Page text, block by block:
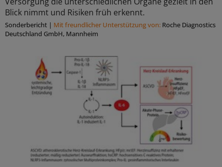
Blick nimmt und Risiken früh erkennt.
Sonderbericht | Mit freundlicher Unterstützung von: Roche Diagnostics
Deutschland GmbH, Mannheim